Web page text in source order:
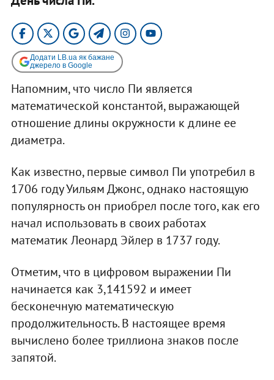
Додати LB.ua як бажане
джерело в Google
Напомним, что число Пи является
математической константой, выражающей
отношение длины окружности к длине ее
диаметра.
Как известно, первые символ Пи употребил в
1706 году Уильям Джонс, однако настоящую
популярность он приобрел после того, как его
начал использовать в своих работах
математик Леонард Эйлер в 1737 году.
Отметим, что в цифровом выражении Пи
начинается как 3,141592 и имеет
бесконечную математическую
продолжительность. В настоящее время
вычислено более триллиона знаков после
запятой.